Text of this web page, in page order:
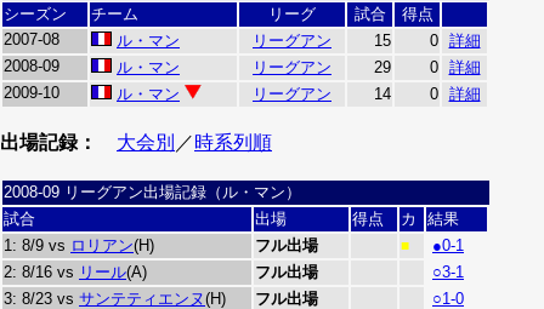
シーズン
チーム リーグ 試合
得点
2007-08
ル・マン リーグアン 15 0 詳細
2008-09
ル・マン リーグアン 29 0 詳細
2009-10
ル・マン リーグアン 14 0 詳細
出場記録： 大会別 ／時系列順
2008-09 リーグアン出場記録（ル・マン）
試合
出場 得点 カ
結果
1: 8/9 vs ロリアン(H) フル出場 ■
●0-1
2: 8/16 vs リール(A) フル出場
○3-1
3: 8/23 vs サンテティエンヌ(H) フル出場
○1-0